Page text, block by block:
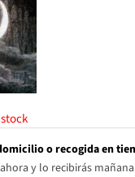
o recogida en
y lo recibirás